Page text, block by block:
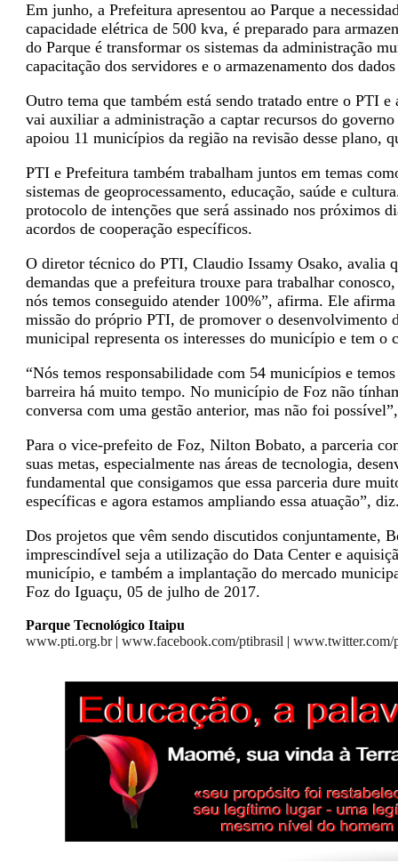
Em junho, a Prefeitura apresentou ao Parque a
capacidade elétrica de 500 kva, é preparado para
do Parque é transformar os sistemas da administração
capacitação dos servidores e o armazenamento dos
Outro tema que também está sendo tratado entre o PTI
vai auxiliar a administração a captar recursos do
apoiou 11 municípios da região na revisão desse plano,
PTI e Prefeitura também trabalham juntos em temas
sistemas de geoprocessamento, educação, saúde e
protocolo de intenções que será assinado nos próximos
acordos de cooperação específicos.
O diretor técnico do PTI, Claudio Issamy Osako, avalia
demandas que a prefeitura trouxe para trabalhar
nós temos conseguido atender 100%”, afirma. Ele
missão do próprio PTI, de promover o desenvolvimento
municipal representa os interesses do município e tem o
“Nós temos responsabilidade com 54 municípios e
barreira há muito tempo. No município de Foz não
conversa com uma gestão anterior, mas não foi
Para o vice-prefeito de Foz, Nilton Bobato, a parceria
suas metas, especialmente nas áreas de tecnologia,
fundamental que consigamos que essa parceria dure
específicas e agora estamos ampliando essa atuação”,
Dos projetos que vêm sendo discutidos conjuntamente,
imprescindível seja a utilização do Data Center e
município, e também a implantação do mercado
Foz do Iguaçu, 05 de julho de 2017.
Parque Tecnológico Itaipu
www.pti.org.br| www.facebook.com/ptibrasil | www.twitter.com/